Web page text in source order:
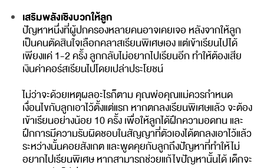
เสริมพลังเชิงบวกให้ลูก
ปัญหาหนึ่งที่ผู้ปกครองหลายคนอาจเคยเจอ หลังจากให้ลูก
เป็นคนตัดสินใจเลือกคลาสเรียนพิเศษเอง แต่เข้าเรียนไปได้
เพียงแค่ 1-2 ครั้ง ลูกกลับไม่อยากไปเรียนอีก ทำให้ต้องเสีย
เงินค่าคอร์สเรียนไปโดยเปล่าประโยชน์
ไม่ว่าจะด้วยเหตุผลอะไรก็ตาม คุณพ่อคุณแม่ควรกำหนด
เงื่อนไขกับลูกเอาไว้ตั้งแต่แรก หากตกลงเรียนพิเศษแล้ว จะต้อง
เข้าเรียนอย่างน้อย 10 ครั้ง เพื่อให้ลูกได้ฝึกความอดทน และ
ฝึกการมีความรับผิดชอบในสัญญาที่ตัวเองได้ตกลงเอาไว้แล้ว
ระหว่างนั้นคอยสังเกต และพูดคุยกับลูกถึงปัญหาที่ทำให้ไม่
อยากไปเรียนพิเศษ หากสามารถช่วยแก้ไขปัญหานั้นได้ เด็กจะ